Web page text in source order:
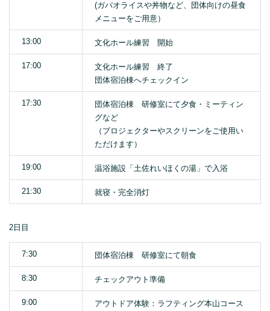
(ガパオライスや丼物など、団体向けの昼食
メニューをご用意）
13:00 文化ホール練習 開始
17:00
文化ホール練習 終了
団体宿泊棟へチェックイン
17:30
団体宿泊棟 研修室にて夕食・ミーティン
グなど
（プロジェクターやスクリーンをご使用い
ただけます）
19:00 温浴施設「土佐れいほくの湯」で入浴
21:30 就寝・完全消灯
2日目
7:30 団体宿泊棟 研修室にて朝食
8:30 チェックアウト準備
9:00
アウトドア体験：ラフティング本山コース